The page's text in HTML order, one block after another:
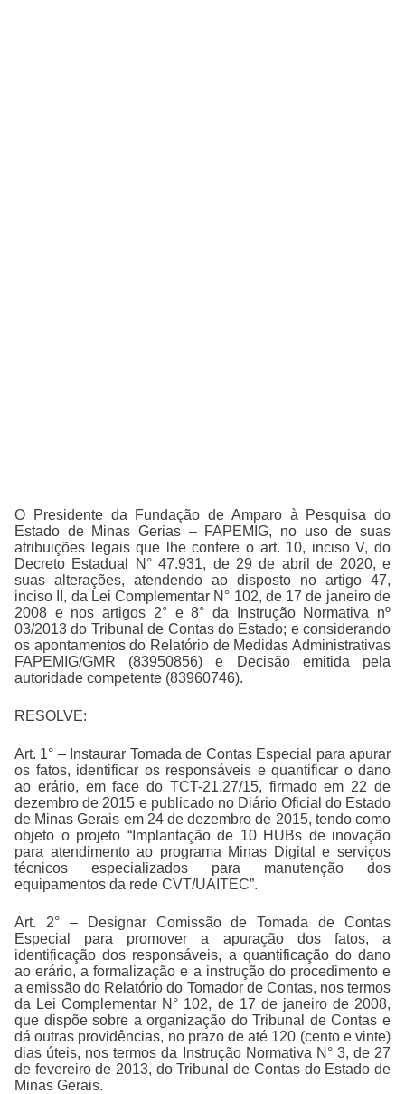
O Presidente da Fundação de Amparo à Pesquisa do
Estado de Minas Gerias – FAPEMIG, no uso de suas
atribuições legais que lhe confere o art. 10, inciso V, do
Decreto Estadual N° 47.931, de 29 de abril de 2020, e
suas alterações, atendendo ao disposto no artigo 47,
inciso II, da Lei Complementar N° 102, de 17 de janeiro de
2008 e nos artigos 2° e 8° da Instrução Normativa nº
03/2013 do Tribunal de Contas do Estado; e considerando
os apontamentos do Relatório de Medidas Administrativas
FAPEMIG/GMR (83950856) e Decisão emitida pela
autoridade competente (83960746).
RESOLVE:
Art. 1° – Instaurar Tomada de Contas Especial para apurar
os fatos, identificar os responsáveis e quantificar o dano
ao erário, em face do TCT-21.27/15, firmado em 22 de
dezembro de 2015 e publicado no Diário Oficial do Estado
de Minas Gerais em 24 de dezembro de 2015, tendo como
objeto o projeto “Implantação de 10 HUBs de inovação
para atendimento ao programa Minas Digital e serviços
técnicos especializados para manutenção dos
equipamentos da rede CVT/UAITEC”.
Art. 2° – Designar Comissão de Tomada de Contas
Especial para promover a apuração dos fatos, a
identificação dos responsáveis, a quantificação do dano
ao erário, a formalização e a instrução do procedimento e
a emissão do Relatório do Tomador de Contas, nos termos
da Lei Complementar N° 102, de 17 de janeiro de 2008,
que dispõe sobre a organização do Tribunal de Contas e
dá outras providências, no prazo de até 120 (cento e vinte)
dias úteis, nos termos da Instrução Normativa N° 3, de 27
de fevereiro de 2013, do Tribunal de Contas do Estado de
Minas Gerais.